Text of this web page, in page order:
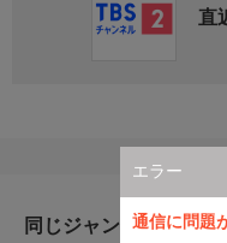
エラー
通信に問題
直
同じジャンルのおすす